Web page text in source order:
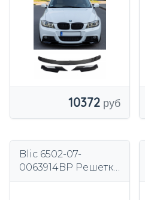
LIFT 2008-2013
10372
Blic 6502-07-
0063914BP Решетка